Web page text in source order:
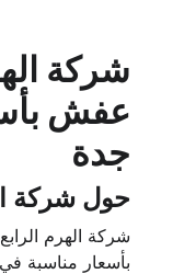
شركة
عفش
جدة
حول شركة
شركة الهرم
بأسعار مناسبة